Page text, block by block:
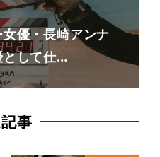
優・長崎アンナ
として仕…
事